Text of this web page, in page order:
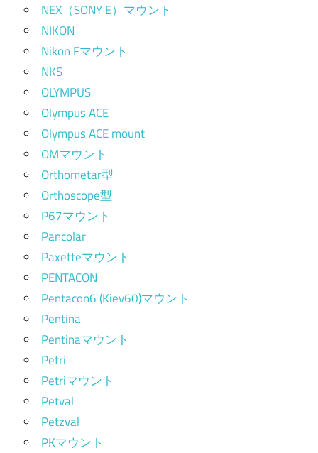
NEX（SONY E）マウント
NIKON
Nikon Fマウント
NKS
OLYMPUS
Olympus ACE
Olympus ACE mount
OMマウント
Orthometar型
Orthoscope型
P67マウント
Pancolar
Paxetteマウント
PENTACON
Pentacon6 (Kiev60)マウント
Pentina
Pentinaマウント
Petri
Petriマウント
Petval
Petzval
PKマウント